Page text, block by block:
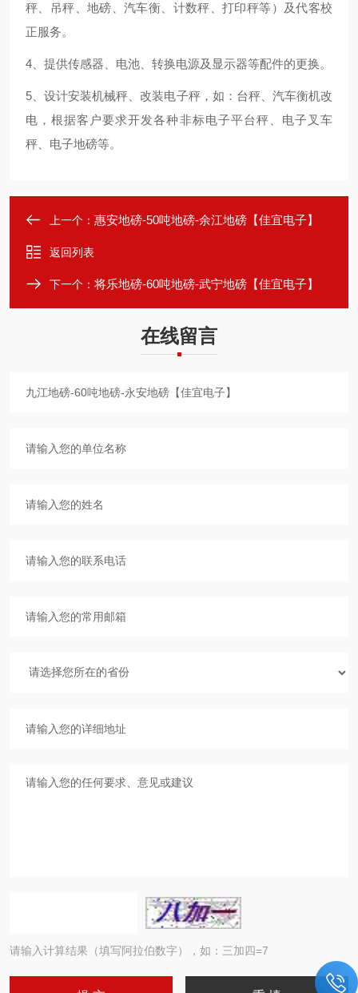
秤、吊秤、地磅、汽车衡、计数秤、打印秤等）及代客校
正服务。
4、提供传感器、电池、转换电源及显示器等配件的更换。
5、设计安装机械秤、改装电子秤，如：台秤、汽车衡机改
电，根据客户要求开发各种非标电子平台秤、电子叉车
秤、电子地磅等。
上一个： 惠安地磅-50吨地磅-余江地磅【佳宜电子】
返回列表
下一个： 将乐地磅-60吨地磅-武宁地磅【佳宜电子】
在线留言
请输入计算结果（填写阿拉伯数字），如：三加四=7